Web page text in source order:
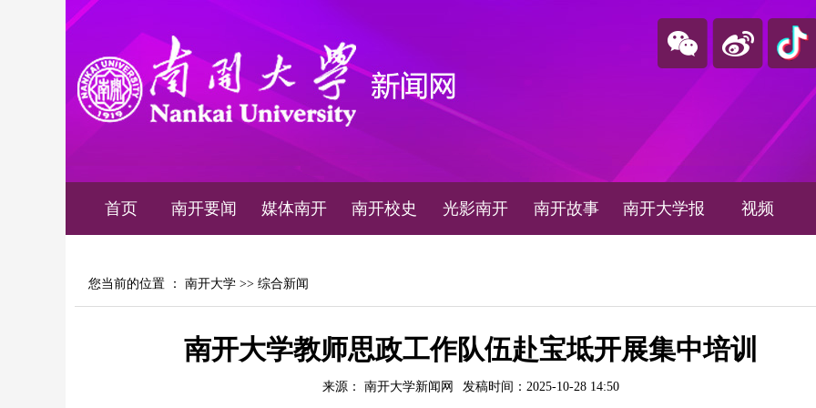
首页 南开要闻 媒体南开 南开校史 光影南开 南开故事 南开大学报 视频
您当前的位置 ： 南开大学 >> 综合新闻
南开大学教师思政工作队伍赴宝坻开展集中培训
来源： 南开大学新闻网 发稿时间：2025-10-28 14:50